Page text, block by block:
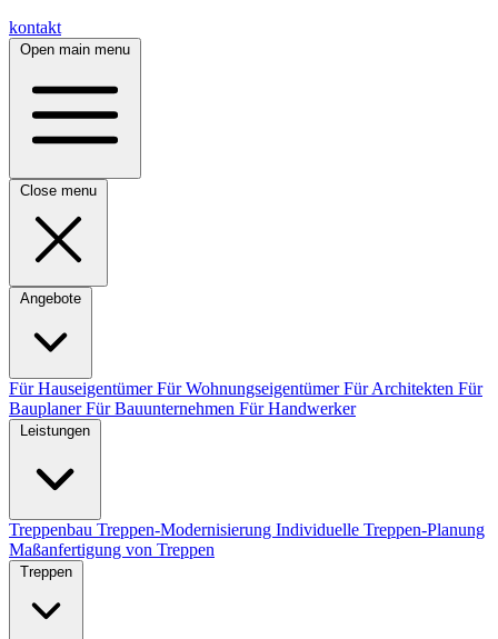
kontakt
Open main menu
Close menu
Angebote
Für HauseigentümerFür WohnungseigentümerFür Architekten Für
BauplanerFür Bauunternehmen Für Handwerker
Leistungen
Treppenbau Treppen-Modernisierung Individuelle Treppen-Planung
Maßanfertigung von Treppen
Treppen